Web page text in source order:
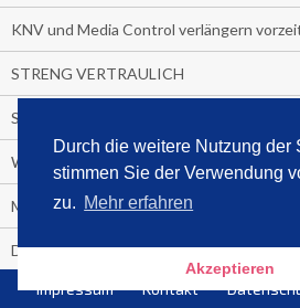
Durch die weitere Nutzung der
stimmen Sie der Verwendung
zu. Mehr erfahren
Akzeptieren
KNV und Media Control verlängern
STRENG VERTRAULICH
Streaming verändert TV?
Welcher TV-Sender hat seine
Michelle for President!
Das gruseligste Buch aller Zeiten
Promi-Biografien
Impressum Kontakt